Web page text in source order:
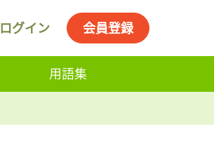
ログイン 会員登録
用語集